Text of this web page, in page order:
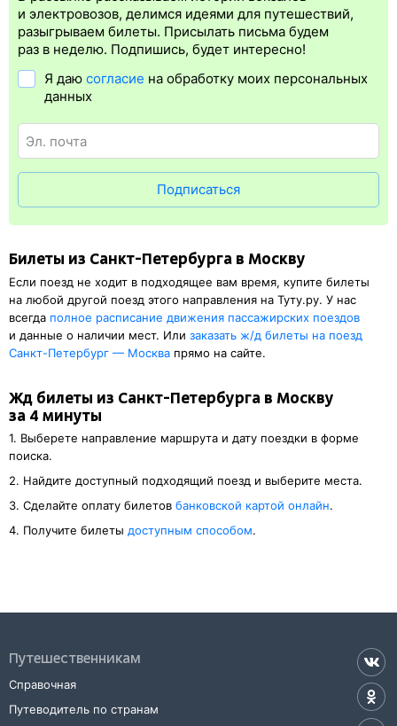
Электронная регистрацияпроизводитсясразупосле оплаты
билета.Электронная регистрация— это опция, которая
упрощает жизнь пассажиру. Её преимущество в том, что
бланке. Электронная регистрациядоступна почти для всех
заказов,исключение составляют поезда
личности, указанный в электронном ж/д билете. А в случае
посадочного купона.
и электровозов, делимся идеями для путешествий,
разыгрываем билеты. Присылать письма будем
раз в неделю. Подпишись, будет интересно!
Я даю согласие на обработку моих персональных
данных
Подписаться
Билеты из Санкт-Петербурга в Москву
Если поезд не ходит в подходящее вам время, купите билеты
на любой другой поезд этого направления на Туту.ру. У нас
всегда полное расписание движения пассажирских поездов
и данные о наличии мест. Или заказать ж/д билеты на поезд
Санкт-Петербург — Москва прямо на сайте.
Жд билеты из Санкт-Петербурга в Москву
за 4 минуты
1. Выберете направление маршрута и дату поездки в форме
поиска.
2. Найдите доступный подходящий поезд и выберите места.
3. Cделайте оплату билетов банковской картой онлайн.
4. Получите билеты доступным способом.
Путешественникам
Справочная
Путеводитель по странам